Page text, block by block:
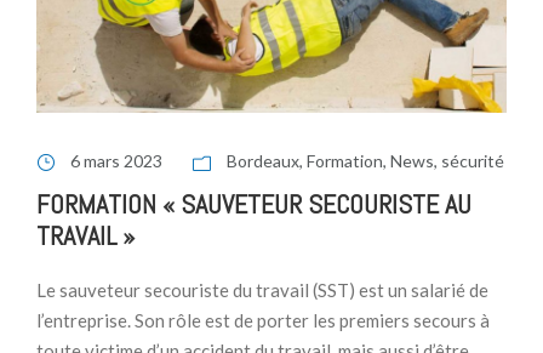
6 mars 2023 Bordeaux, Formation, News, sécurité
FORMATION « SAUVETEUR SECOURISTE AU
TRAVAIL »
Le sauveteur secouriste du travail (SST) est un salarié de
l’entreprise. Son rôle est de porter les premiers secours à